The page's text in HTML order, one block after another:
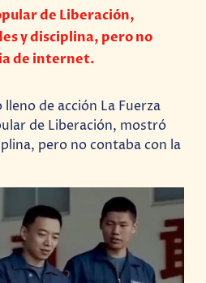
de Liberación,
y disciplina, pero no
de internet.
de acción La Fuerza
de Liberación, mostró
pero no contaba con la